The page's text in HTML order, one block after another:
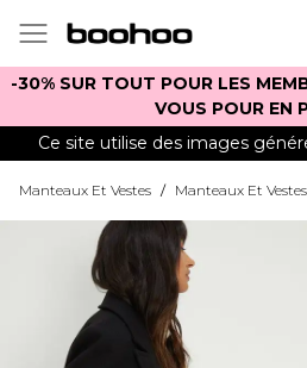
-30% SUR TOUT POUR LES
VOUS POUR EN
Ce site utilise des images
Manteaux Et Vestes / Manteaux Et